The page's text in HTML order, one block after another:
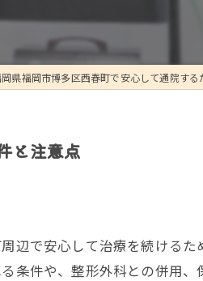
県福岡市博多区西春町で安心して通院する
と注意点
辺で安心して治療を続けるた
条件や、整形外科との併用、